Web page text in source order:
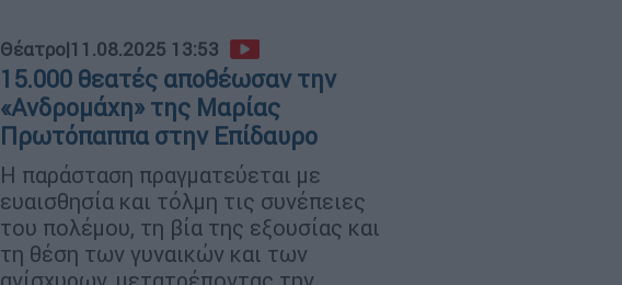
Θέατρο|11.08.2025 13:53
15.000 θεατές αποθέωσαν την
«Ανδρομάχη» της Μαρίας
Πρωτόπαππα στην Επίδαυρο
Η παράσταση πραγματεύεται με
ευαισθησία και τόλμη τις συνέπειες
του πολέμου, τη βία της εξουσίας και
τη θέση των γυναικών και των